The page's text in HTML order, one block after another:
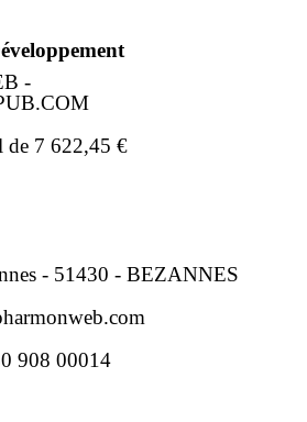
-
de 7 622,45 €
- 51430 - BEZANNES
908 00014